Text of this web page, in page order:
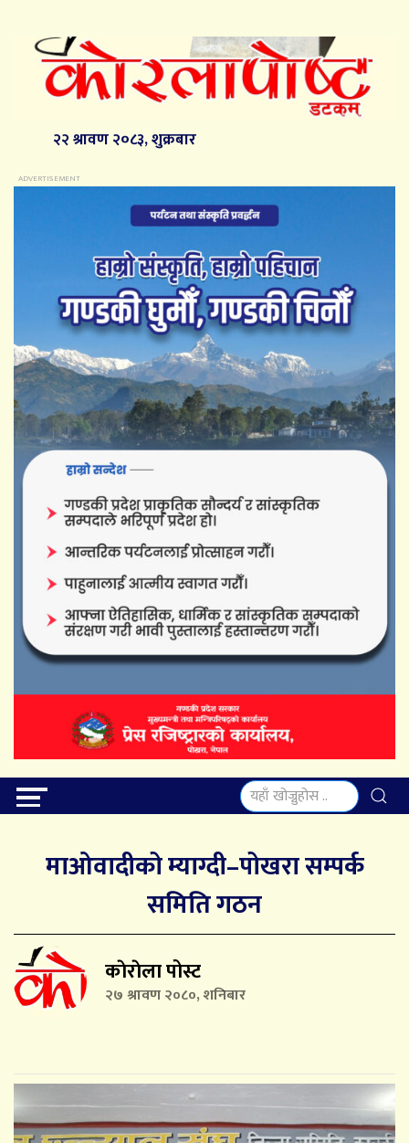
२२ श्रावण २०८३, शुक्रबार
माओवादीको म्याग्दी–पोखरा सम्पर्क
समिति गठन
काेराेला पोस्ट
२७ श्रावण २०८०, शनिबार